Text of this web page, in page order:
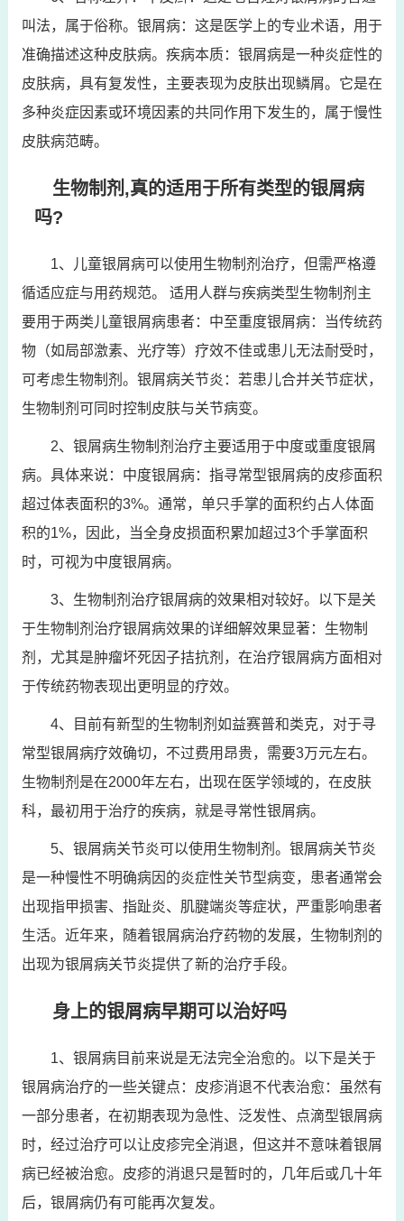
叫法，属于俗称。银屑病：这是医学上的专业术语，用于
准确描述这种皮肤病。疾病本质：银屑病是一种炎症性的
皮肤病，具有复发性，主要表现为皮肤出现鳞屑。它是在
多种炎症因素或环境因素的共同作用下发生的，属于慢性
皮肤病范畴。
生物制剂,真的适用于所有类型的银屑病
吗?
1、儿童银屑病可以使用生物制剂治疗，但需严格遵
循适应症与用药规范。 适用人群与疾病类型生物制剂主
要用于两类儿童银屑病患者：中至重度银屑病：当传统药
物（如局部激素、光疗等）疗效不佳或患儿无法耐受时，
可考虑生物制剂。银屑病关节炎：若患儿合并关节症状，
生物制剂可同时控制皮肤与关节病变。
2、银屑病生物制剂治疗主要适用于中度或重度银屑
病。具体来说：中度银屑病：指寻常型银屑病的皮疹面积
超过体表面积的3%。通常，单只手掌的面积约占人体面
积的1%，因此，当全身皮损面积累加超过3个手掌面积
时，可视为中度银屑病。
3、生物制剂治疗银屑病的效果相对较好。以下是关
于生物制剂治疗银屑病效果的详细解效果显著：生物制
剂，尤其是肿瘤坏死因子拮抗剂，在治疗银屑病方面相对
于传统药物表现出更明显的疗效。
4、目前有新型的生物制剂如益赛普和类克，对于寻
常型银屑病疗效确切，不过费用昂贵，需要3万元左右。
生物制剂是在2000年左右，出现在医学领域的，在皮肤
科，最初用于治疗的疾病，就是寻常性银屑病。
5、银屑病关节炎可以使用生物制剂。银屑病关节炎
是一种慢性不明确病因的炎症性关节型病变，患者通常会
出现指甲损害、指趾炎、肌腱端炎等症状，严重影响患者
生活。近年来，随着银屑病治疗药物的发展，生物制剂的
出现为银屑病关节炎提供了新的治疗手段。
身上的银屑病早期可以治好吗
1、银屑病目前来说是无法完全治愈的。以下是关于
银屑病治疗的一些关键点：皮疹消退不代表治愈：虽然有
一部分患者，在初期表现为急性、泛发性、点滴型银屑病
时，经过治疗可以让皮疹完全消退，但这并不意味着银屑
病已经被治愈。皮疹的消退只是暂时的，几年后或几十年
后，银屑病仍有可能再次复发。